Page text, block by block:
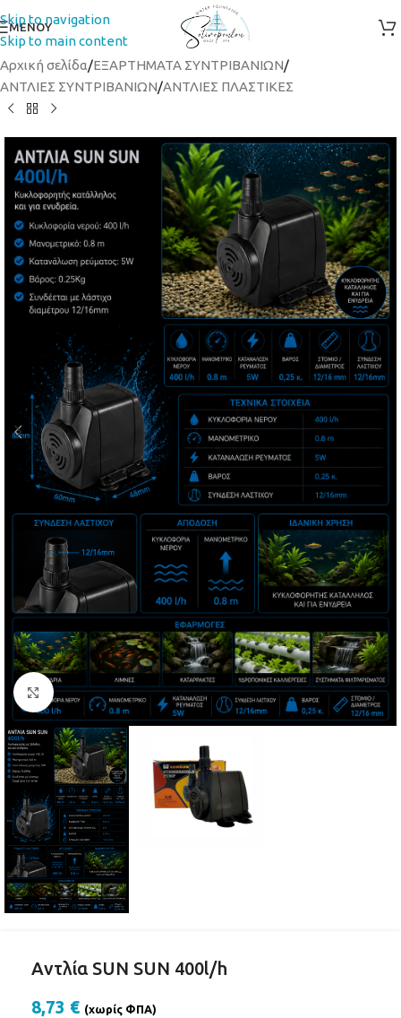
Skip to navigation
Skip to main content
ΜΕΝΟΥ
Αρχική σελίδα/ΕΞΑΡΤΗΜΑΤΑ ΣΥΝΤΡΙΒΑΝΙΩΝ/
ΑΝΤΛΙΕΣ ΣΥΝΤΡΙΒΑΝΙΩΝ/ΑΝΤΛΙΕΣ ΠΛΑΣΤΙΚΕΣ
Click to enlarge
Αντλία SUN SUN 400l/h
8,73 € (χωρίς ΦΠΑ)